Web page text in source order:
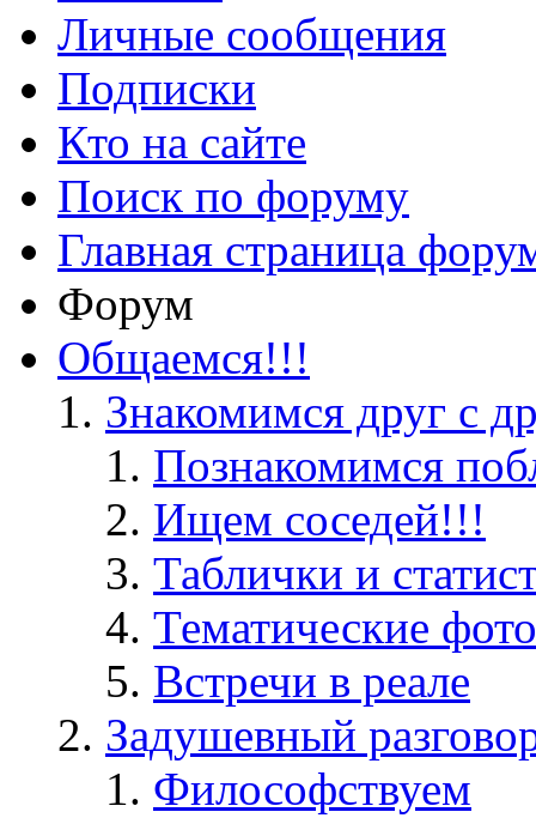
Личные сообщения
Подписки
Кто на сайте
Поиск по форуму
Главная страница
Форум
Общаемся!!!
Знакомимся друг с
Познакомимся
Ищем соседей!!!
Таблички и
Тематические фото
Встречи в реале
Задушевный
Философствуем